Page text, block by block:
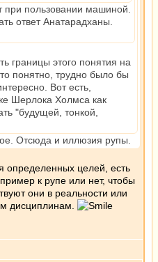
при пользовании машиной.
ответ Анатарадханы.
границы этого понятия на
понятно, трудно было бы
Вот есть,
Шерлока Холмса как
"будущей, тонкой,
Отсюда и иллюзия рупы.
определенных целей, есть
к рупе или нет, чтобы
они в реальности или
дисциплинам.